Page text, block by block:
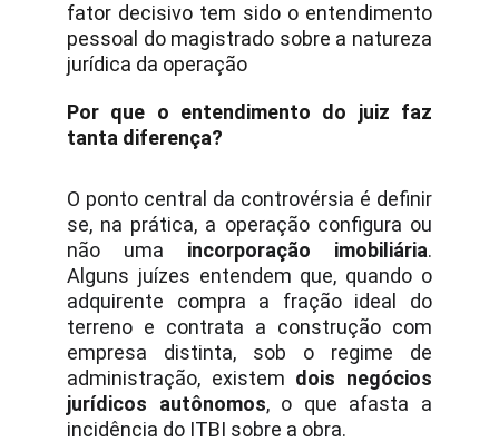
fator decisivo tem sido o entendimento
pessoal do magistrado sobre a natureza
jurídica da operação
Por que o entendimento do juiz faz
tanta diferença?
O ponto central da controvérsia é definir
se, na prática, a operação configura ou
não uma incorporação imobiliária.
Alguns juízes entendem que, quando o
adquirente compra a fração ideal do
terreno e contrata a construção com
empresa distinta, sob o regime de
administração, existem dois negócios
jurídicos autônomos, o que afasta a
incidência do ITBI sobre a obra.